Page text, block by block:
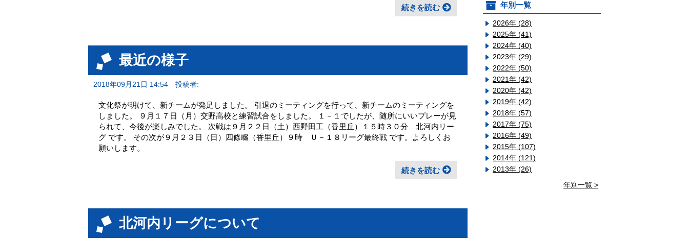
続きを読む
最近の様子
2018年09月21日 14:54 投稿者:
文化祭が明けて、新チームが発足しました。 引退のミーティングを行って、新チームのミーティングを
しました。 ９月１７日（月）交野高校と練習試合をしました。 １－１でしたが、随所にいいプレーが見
られて、今後が楽しみでした。 次戦は９月２２日（土）西野田工（香里丘）１５時３０分 北河内リー
グ です。 その次が９月２３日（日）四條畷（香里丘）９時 Ｕ－１８リーグ最終戦 です。よろしくお
願いします。
続きを読む
北河内リーグについて
年別一覧
2026年 (28)
2025年 (41)
2024年 (40)
2023年 (29)
2022年 (50)
2021年 (42)
2020年 (42)
2019年 (42)
2018年 (57)
2017年 (75)
2016年 (49)
2015年 (107)
2014年 (121)
2013年 (26)
年別一覧 >